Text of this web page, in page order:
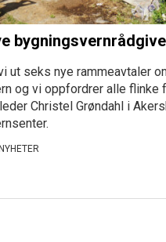
ut seks nye rammeavtaler
og vi oppfordrer alle flinke
Christel Grøndahl i
NYHETER